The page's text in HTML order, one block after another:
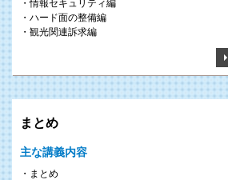
情報セキュリティ編
ハード面の整備編
観光関連訴求編
まとめ
主な講義内容
まとめ